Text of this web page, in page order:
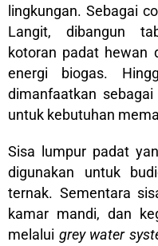
lingkungan. Sebagai
Langit, dibangun
kotoran padat hewan
energi biogas.
dimanfaatkan
untuk kebutuhan
Sisa lumpur padat
digunakan untuk
ternak. Sementara
kamar mandi, dan
melalui grey water